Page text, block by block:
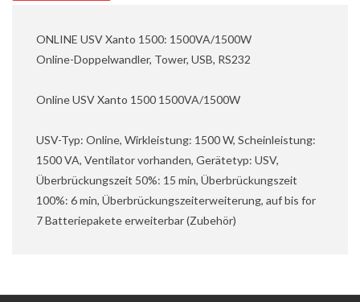
ONLINE USV Xanto 1500: 1500VA/1500W
Online-Doppelwandler, Tower, USB, RS232
Online USV Xanto 1500 1500VA/1500W
USV-Typ: Online, Wirkleistung: 1500 W, Scheinleistung:
1500 VA, Ventilator vorhanden, Gerätetyp: USV,
Überbrückungszeit 50%: 15 min, Überbrückungszeit
100%: 6 min, Überbrückungszeiterweiterung, auf bis for
7 Batteriepakete erweiterbar (Zubehör)